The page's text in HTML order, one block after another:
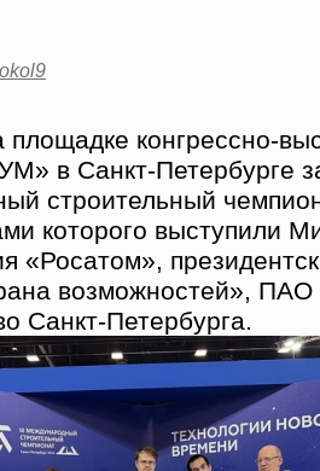
площадке конгрессно-
в Санкт-Петербурге
строительный
которого выступили
«Росатом»,
возможностей», ПАО
Санкт-Петербурга.